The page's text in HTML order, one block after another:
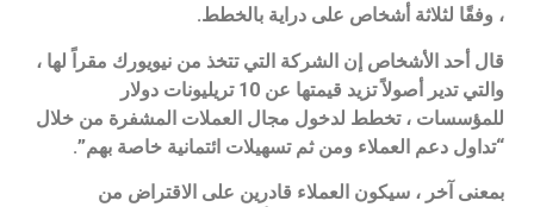
، وفقًا لثلاثة أشخاص على دراية بالخطط.
قال أحد الأشخاص إن الشركة التي تتخذ من نيويورك مقراً لها ،
والتي تدير أصولاً تزيد قيمتها عن 10 تريليونات دولار
للمؤسسات ، تخطط لدخول مجال العملات المشفرة من خلال
“تداول دعم العملاء ومن ثم تسهيلات ائتمانية خاصة بهم”.
بمعنى آخر ، سيكون العملاء قادرين على الاقتراض من